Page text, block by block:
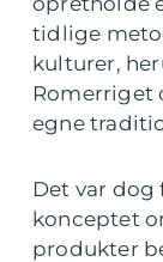
tidlige
kulturer,
Romerriget
egne
Det var dog
konceptet
produkter